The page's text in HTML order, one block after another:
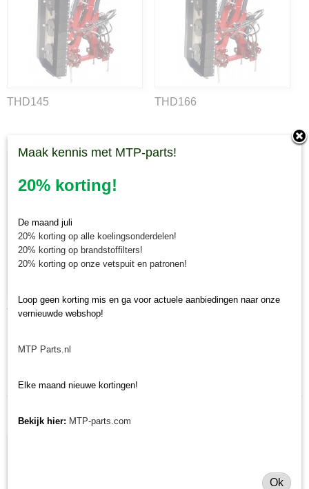
THD145 THD166
THD180
Maak kennis met MTP-parts!
20% korting!
De maand juli
20% korting op alle koelingsonderdelen!
20% korting op brandstoffilters!
20% korting op onze vetspuit en patronen!
Loop geen korting mis en ga voor actuele aanbiedingen naar onze
vernieuwde webshop!
MTP Parts.nl
Elke maand nieuwe kortingen!
Bekijk hier: MTP-parts.com
Ok